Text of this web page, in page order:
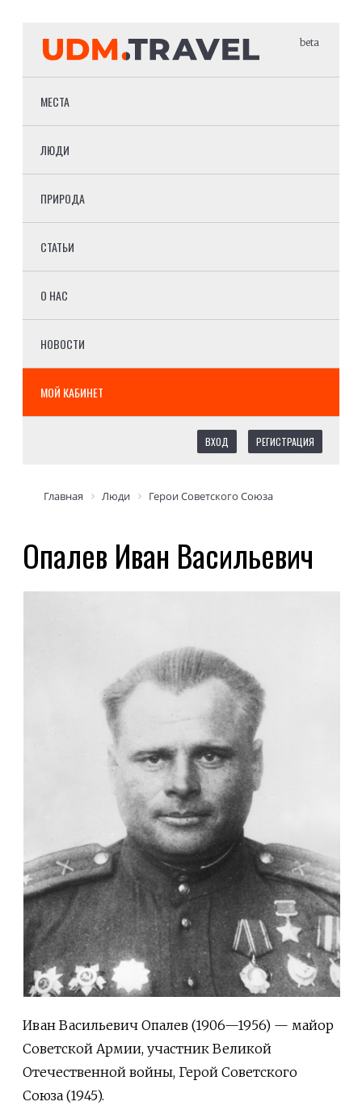
beta
МЕСТА
ЛЮДИ
ПРИРОДА
СТАТЬИ
О НАС
НОВОСТИ
МОЙ КАБИНЕТ
ВХОД РЕГИСТРАЦИЯ
Главная Люди Герои Советского Союза
Опалев Иван Васильевич
Иван Васильевич Опалев (1906—1956) — майор
Советской Армии, участник Великой
Отечественной войны, Герой Советского
Союза (1945).